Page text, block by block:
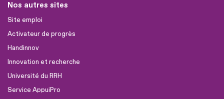
Nos autres sites
Site emploi
Activateur de progrès
Handinnov
Innovation et recherche
Université du RRH
Service AppuiPro